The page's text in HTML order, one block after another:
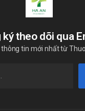
theo dõi qua
tin mới nhất từ